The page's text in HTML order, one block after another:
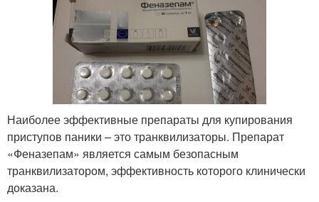
Наиболее эффективные препараты для купирования
приступов паники – это транквилизаторы. Препарат
«Феназепам» является самым безопасным
транквилизатором, эффективность которого клинически
доказана.